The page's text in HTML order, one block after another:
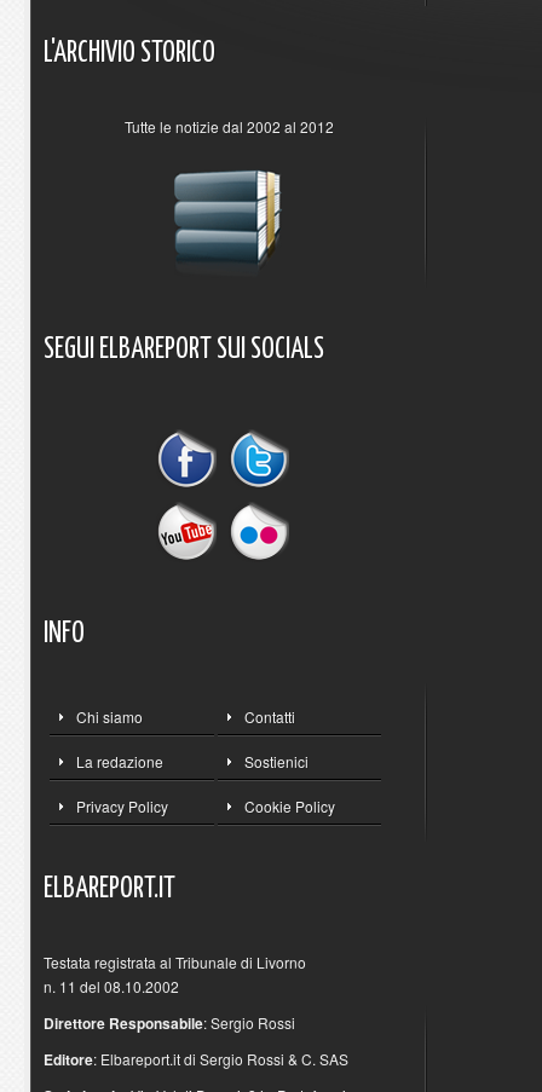
L'ARCHIVIO STORICO
Tutte le notizie dal 2002 al 2012
SEGUI ELBAREPORT SUI SOCIALS
INFO
Chi siamo Contatti
La redazione Sostienici
Privacy Policy Cookie Policy
ELBAREPORT.IT
Testata registrata al Tribunale di Livorno
n. 11 del 08.10.2002
Direttore Responsabile: Sergio Rossi
Editore: Elbareport.it di Sergio Rossi & C. SAS